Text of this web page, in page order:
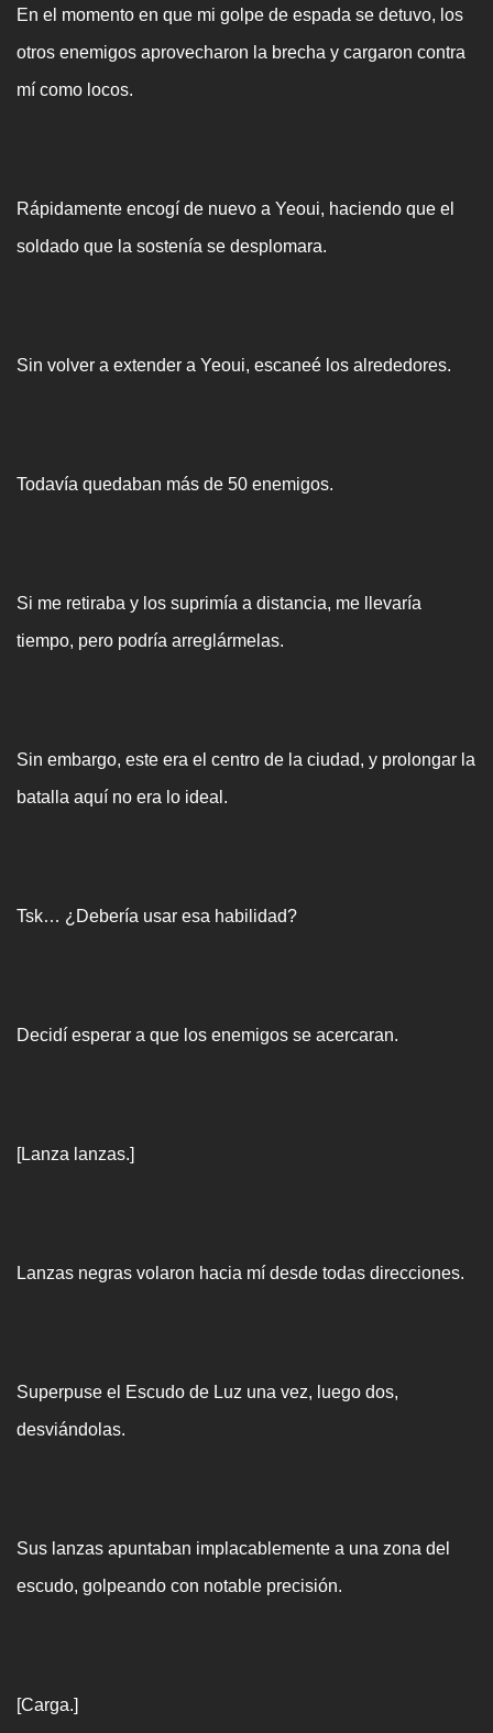
En el momento en que mi golpe de espada se detuvo, los
otros enemigos aprovecharon la brecha y cargaron contra
mí como locos.
Rápidamente encogí de nuevo a Yeoui, haciendo que el
soldado que la sostenía se desplomara.
Sin volver a extender a Yeoui, escaneé los alrededores.
Todavía quedaban más de 50 enemigos.
Si me retiraba y los suprimía a distancia, me llevaría
tiempo, pero podría arreglármelas.
Sin embargo, este era el centro de la ciudad, y prolongar la
batalla aquí no era lo ideal.
Tsk… ¿Debería usar esa habilidad?
Decidí esperar a que los enemigos se acercaran.
[Lanza lanzas.]
Lanzas negras volaron hacia mí desde todas direcciones.
Superpuse el Escudo de Luz una vez, luego dos,
desviándolas.
Sus lanzas apuntaban implacablemente a una zona del
escudo, golpeando con notable precisión.
[Carga.]